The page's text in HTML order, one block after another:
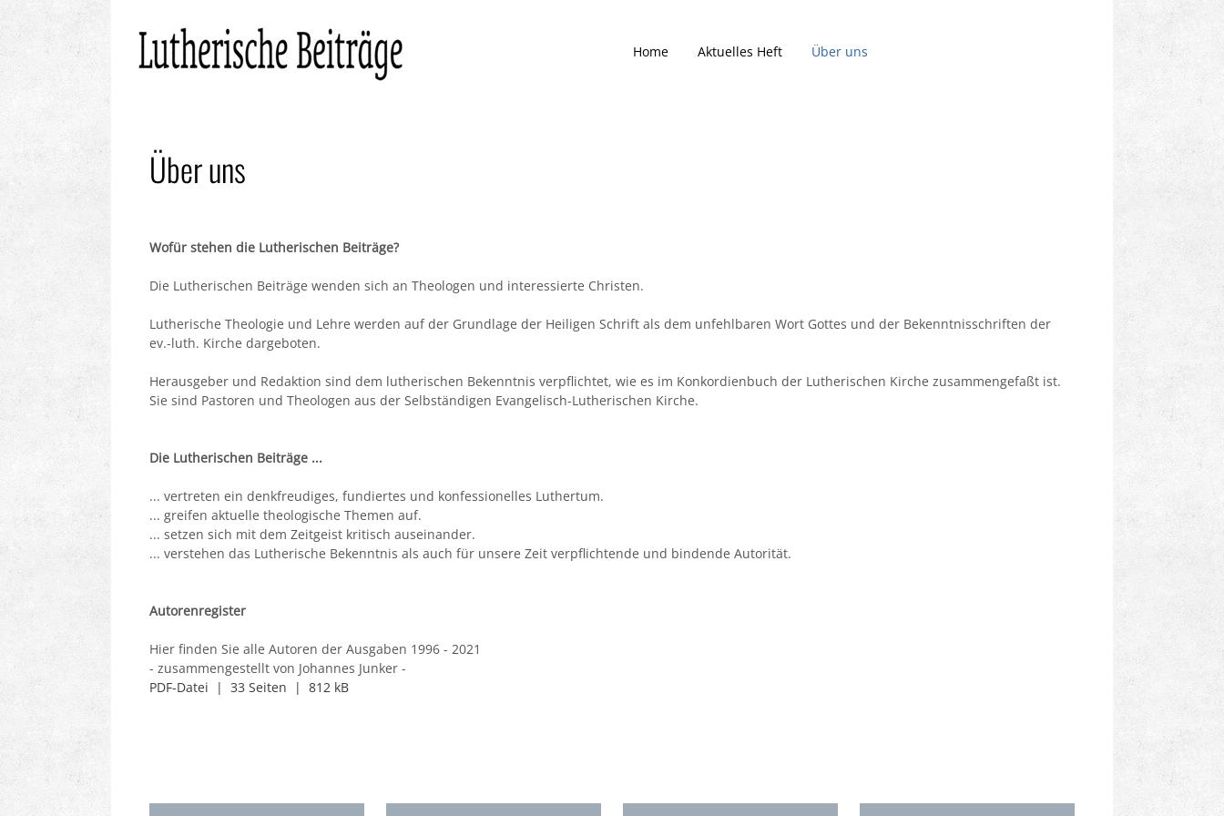
Home Aktuelles Heft Über uns
Über uns
Wofür stehen die Lutherischen Beiträge?
Die Lutherischen Beiträge wenden sich an Theologen und interessierte Christen.
Lutherische Theologie und Lehre werden auf der Grundlage der Heiligen Schrift als dem unfehlbaren Wort Gottes und der Bekenntnisschriften der
ev.-luth. Kirche dargeboten.
Herausgeber und Redaktion sind dem lutherischen Bekenntnis verpflichtet, wie es im Konkordienbuch der Lutherischen Kirche zusammengefaßt ist.
Sie sind Pastoren und Theologen aus der Selbständigen Evangelisch-Lutherischen Kirche.
Die Lutherischen Beiträge ...
... vertreten ein denkfreudiges, fundiertes und konfessionelles Luthertum.
... greifen aktuelle theologische Themen auf.
... setzen sich mit dem Zeitgeist kritisch auseinander.
... verstehen das Lutherische Bekenntnis als auch für unsere Zeit verpflichtende und bindende Autorität.
Autorenregister
Hier finden Sie alle Autoren der Ausgaben 1996 - 2021
- zusammengestellt von Johannes Junker -
PDF-Datei | 33 Seiten | 812 kB